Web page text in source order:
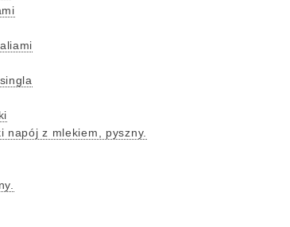
napój z mlekiem, pyszny.